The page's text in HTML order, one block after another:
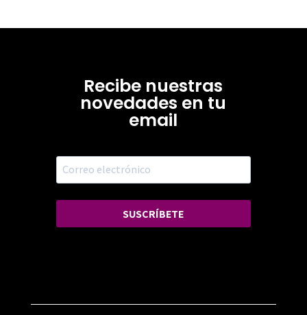
Recibe nuestras
novedades en tu
email
SUSCRÍBETE